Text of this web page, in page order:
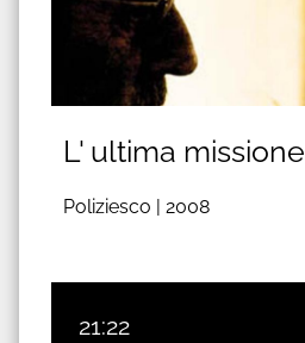
L' ultima missione
Poliziesco | 2008
21:22